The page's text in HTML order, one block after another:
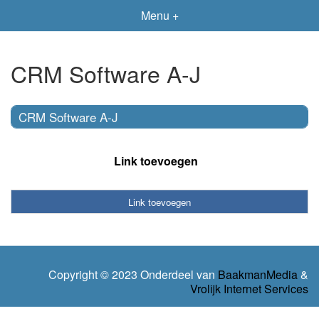
Menu +
CRM Software A-J
CRM Software A-J
Link toevoegen
Link toevoegen
Copyright © 2023 Onderdeel van BaakmanMedia&
Vrolijk Internet Services